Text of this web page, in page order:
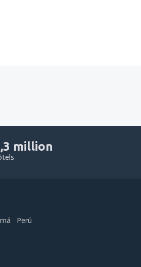
million
Perú